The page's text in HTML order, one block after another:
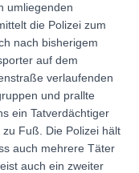
umliegenden
die Polizei zum
nach bisherigem
auf dem
verlaufenden
und prallte
ein Tatverdächtiger
Fuß. Die Polizei hält
auch mehrere Täter
auch ein zweiter